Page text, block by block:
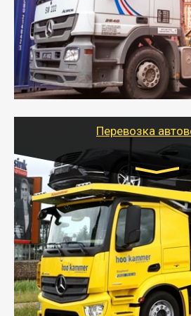
- Контейнерные грузоперевозки
оборудованном транспорте
безопасно.
- Наша транспортная компания
организовать доставку в порт и
стандартных контейнеров на
шаландах и площадках
используя надежные крепления.
Перевозка
Цена за км.
- Перевозка автовозом от
быстрый и безопасный способ
легковых автомобилей за одну
город.
- Наша транспортная компания